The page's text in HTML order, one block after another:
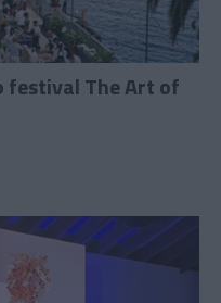
festival The Art of